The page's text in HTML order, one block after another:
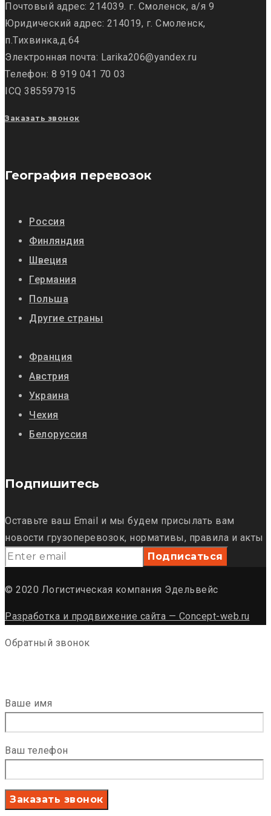
Почтовый адрес: 214039. г. Смоленск, а/я 9
Юридический адрес: 214019, г. Смоленск,
п.Тихвинка,д.64
Электронная почта: Larika206@yandex.ru
Телефон: 8 919 041 70 03
ICQ 385597915
Заказать звонок
География перевозок
Россия
Финляндия
Швеция
Германия
Польша
Другие страны
Франция
Австрия
Украина
Чехия
Белоруссия
Подпишитесь
Оставьте ваш Email и мы будем присылать вам
новости грузоперевозок, нормативы, правила и акты
© 2020 Логистическая компания Эдельвейс
Разработка и продвижение сайта — Concept-web.ru
Обратный звонок
Ваше имя
Ваш телефон